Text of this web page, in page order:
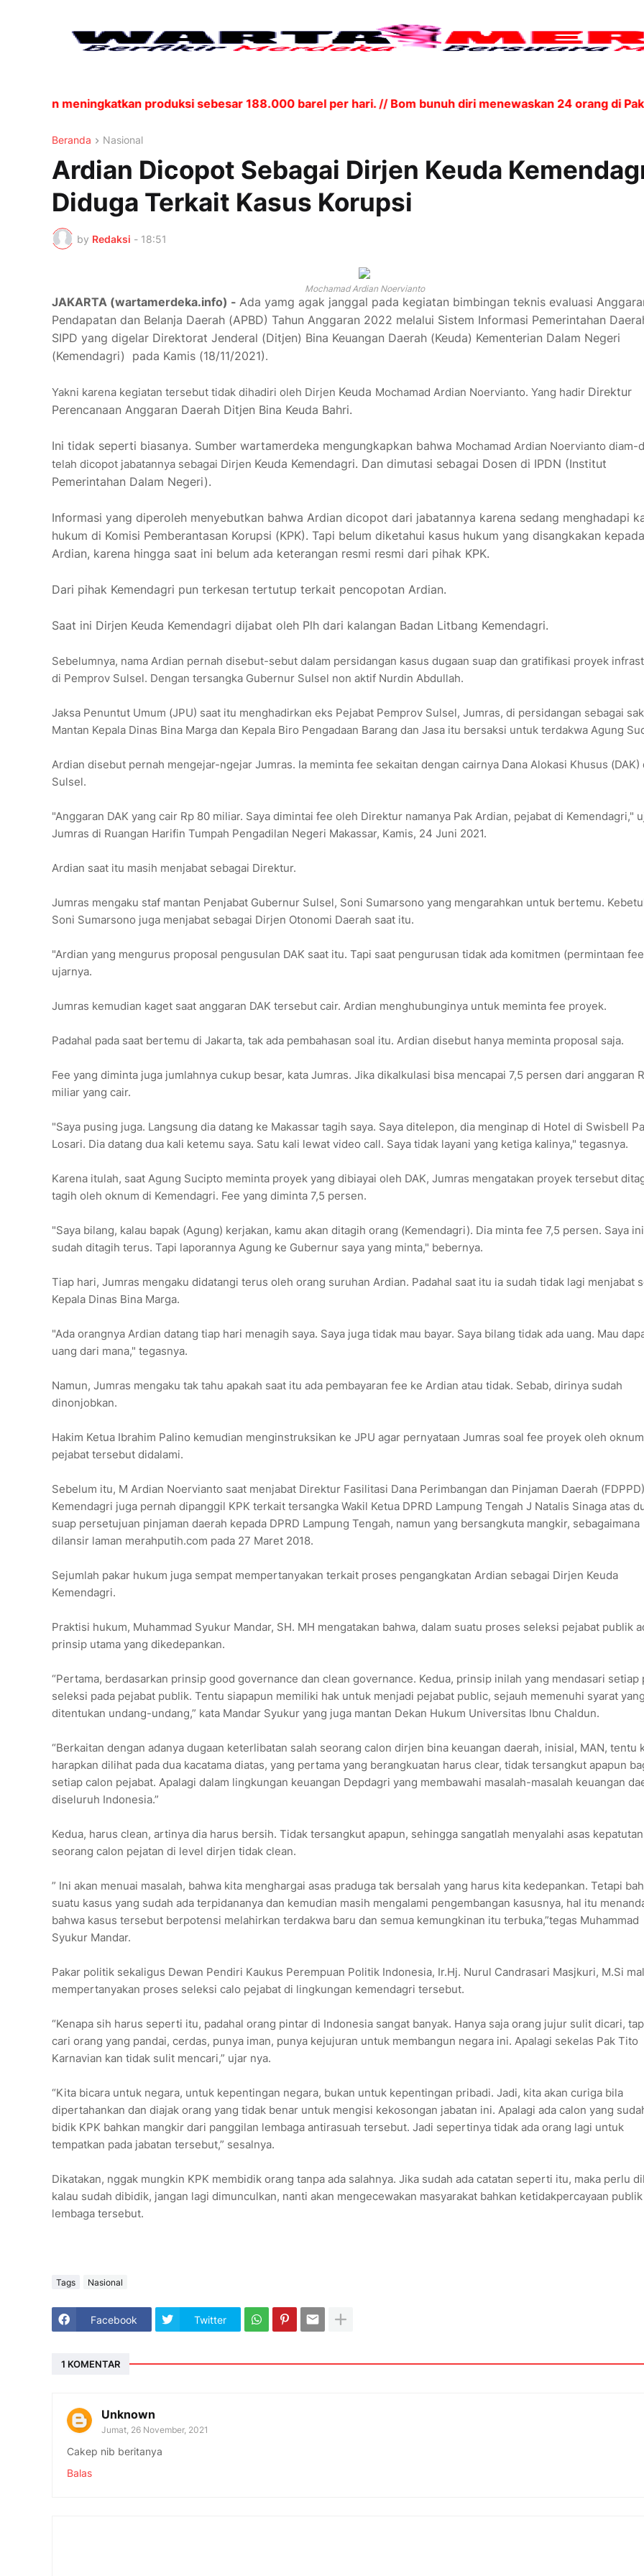
meningkatkan produksi sebesar 188.000 barel per hari. // Bom bunuh diri menewaskan 24 orang di Pakistan
Beranda Nasional
Ardian Dicopot Sebagai Dirjen Keuda
Diduga Terkait Kasus Korupsi
by Redaksi - 18:51
Mochamad Ardian Noervianto
JAKARTA (wartamerdeka.info) - Ada yamg agak janggal pada kegiatan bimbingan teknis evaluasi
Pendapatan dan Belanja Daerah (APBD) Tahun Anggaran 2022 melalui Sistem Informasi Pemerintahan
SIPD yang digelar Direktorat Jenderal (Ditjen) Bina Keuangan Daerah (Keuda) Kementerian Dalam Negeri
(Kemendagri) pada Kamis (18/11/2021).
Yakni karena kegiatan tersebut tidak dihadiri oleh Dirjen Keuda Mochamad Ardian Noervianto. Yang hadir Direktur
Perencanaan Anggaran Daerah Ditjen Bina Keuda Bahri.
Ini tidak seperti biasanya. Sumber wartamerdeka mengungkapkan bahwa Mochamad Ardian Noervianto diam-
telah dicopot jabatannya sebagai Dirjen Keuda Kemendagri. Dan dimutasi sebagai Dosen di IPDN (Institut
Pemerintahan Dalam Negeri).
Informasi yang diperoleh menyebutkan bahwa Ardian dicopot dari jabatannya karena sedang menghadapi
hukum di Komisi Pemberantasan Korupsi (KPK). Tapi belum diketahui kasus hukum yang disangkakan kepada
Ardian, karena hingga saat ini belum ada keterangan resmi resmi dari pihak KPK.
Dari pihak Kemendagri pun terkesan tertutup terkait pencopotan Ardian.
Saat ini Dirjen Keuda Kemendagri dijabat oleh Plh dari kalangan Badan Litbang Kemendagri.
Sebelumnya, nama Ardian pernah disebut-sebut dalam persidangan kasus dugaan suap dan gratifikasi proyek
di Pemprov Sulsel. Dengan tersangka Gubernur Sulsel non aktif Nurdin Abdullah.
Jaksa Penuntut Umum (JPU) saat itu menghadirkan eks Pejabat Pemprov Sulsel, Jumras, di persidangan sebagai
Mantan Kepala Dinas Bina Marga dan Kepala Biro Pengadaan Barang dan Jasa itu bersaksi untuk terdakwa Agung
Ardian disebut pernah mengejar-ngejar Jumras. Ia meminta fee sekaitan dengan cairnya Dana Alokasi Khusus (DAK)
Sulsel.
"Anggaran DAK yang cair Rp 80 miliar. Saya dimintai fee oleh Direktur namanya Pak Ardian, pejabat di Kemendagri,"
Jumras di Ruangan Harifin Tumpah Pengadilan Negeri Makassar, Kamis, 24 Juni 2021.
Ardian saat itu masih menjabat sebagai Direktur.
Jumras mengaku staf mantan Penjabat Gubernur Sulsel, Soni Sumarsono yang mengarahkan untuk bertemu.
Soni Sumarsono juga menjabat sebagai Dirjen Otonomi Daerah saat itu.
"Ardian yang mengurus proposal pengusulan DAK saat itu. Tapi saat pengurusan tidak ada komitmen (permintaan
ujarnya.
Jumras kemudian kaget saat anggaran DAK tersebut cair. Ardian menghubunginya untuk meminta fee proyek.
Padahal pada saat bertemu di Jakarta, tak ada pembahasan soal itu. Ardian disebut hanya meminta proposal saja.
Fee yang diminta juga jumlahnya cukup besar, kata Jumras. Jika dikalkulasi bisa mencapai 7,5 persen dari anggaran
miliar yang cair.
"Saya pusing juga. Langsung dia datang ke Makassar tagih saya. Saya ditelepon, dia menginap di Hotel di Swisbell
Losari. Dia datang dua kali ketemu saya. Satu kali lewat video call. Saya tidak layani yang ketiga kalinya," tegasnya.
Karena itulah, saat Agung Sucipto meminta proyek yang dibiayai oleh DAK, Jumras mengatakan proyek tersebut
tagih oleh oknum di Kemendagri. Fee yang diminta 7,5 persen.
"Saya bilang, kalau bapak (Agung) kerjakan, kamu akan ditagih orang (Kemendagri). Dia minta fee 7,5 persen. Saya ini
sudah ditagih terus. Tapi laporannya Agung ke Gubernur saya yang minta," bebernya.
Tiap hari, Jumras mengaku didatangi terus oleh orang suruhan Ardian. Padahal saat itu ia sudah tidak lagi menjabat
Kepala Dinas Bina Marga.
"Ada orangnya Ardian datang tiap hari menagih saya. Saya juga tidak mau bayar. Saya bilang tidak ada uang. Mau
uang dari mana," tegasnya.
Namun, Jumras mengaku tak tahu apakah saat itu ada pembayaran fee ke Ardian atau tidak. Sebab, dirinya sudah
dinonjobkan.
Hakim Ketua Ibrahim Palino kemudian menginstruksikan ke JPU agar pernyataan Jumras soal fee proyek oleh oknum
pejabat tersebut didalami.
Sebelum itu, M Ardian Noervianto saat menjabat Direktur Fasilitasi Dana Perimbangan dan Pinjaman Daerah (FDPPD)
Kemendagri juga pernah dipanggil KPK terkait tersangka Wakil Ketua DPRD Lampung Tengah J Natalis Sinaga atas
suap persetujuan pinjaman daerah kepada DPRD Lampung Tengah, namun yang bersangkuta mangkir, sebagaimana
dilansir laman merahputih.com pada 27 Maret 2018.
Sejumlah pakar hukum juga sempat mempertanyakan terkait proses pengangkatan Ardian sebagai Dirjen Keuda
Kemendagri.
Praktisi hukum, Muhammad Syukur Mandar, SH. MH mengatakan bahwa, dalam suatu proses seleksi pejabat publik
prinsip utama yang dikedepankan.
“Pertama, berdasarkan prinsip good governance dan clean governance. Kedua, prinsip inilah yang mendasari setiap
seleksi pada pejabat publik. Tentu siapapun memiliki hak untuk menjadi pejabat public, sejauh memenuhi syarat yang
ditentukan undang-undang,” kata Mandar Syukur yang juga mantan Dekan Hukum Universitas Ibnu Chaldun.
“Berkaitan dengan adanya dugaan keterlibatan salah seorang calon dirjen bina keuangan daerah, inisial, MAN, tentu
harapkan dilihat pada dua kacatama diatas, yang pertama yang berangkuatan harus clear, tidak tersangkut apapun
setiap calon pejabat. Apalagi dalam lingkungan keuangan Depdagri yang membawahi masalah-masalah keuangan
diseluruh Indonesia.”
Kedua, harus clean, artinya dia harus bersih. Tidak tersangkut apapun, sehingga sangatlah menyalahi asas
seorang calon pejatan di level dirjen tidak clean.
” Ini akan menuai masalah, bahwa kita menghargai asas praduga tak bersalah yang harus kita kedepankan. Tetapi
suatu kasus yang sudah ada terpidananya dan kemudian masih mengalami pengembangan kasusnya, hal itu
bahwa kasus tersebut berpotensi melahirkan terdakwa baru dan semua kemungkinan itu terbuka,”tegas Muhammad
Syukur Mandar.
Pakar politik sekaligus Dewan Pendiri Kaukus Perempuan Politik Indonesia, Ir.Hj. Nurul Candrasari Masjkuri, M.Si
mempertanyakan proses seleksi calo pejabat di lingkungan kemendagri tersebut.
“Kenapa sih harus seperti itu, padahal orang pintar di Indonesia sangat banyak. Hanya saja orang jujur sulit dicari,
cari orang yang pandai, cerdas, punya iman, punya kejujuran untuk membangun negara ini. Apalagi sekelas Pak Tito
Karnavian kan tidak sulit mencari,” ujar nya.
“Kita bicara untuk negara, untuk kepentingan negara, bukan untuk kepentingan pribadi. Jadi, kita akan curiga bila
dipertahankan dan diajak orang yang tidak benar untuk mengisi kekosongan jabatan ini. Apalagi ada calon yang
bidik KPK bahkan mangkir dari panggilan lembaga antirasuah tersebut. Jadi sepertinya tidak ada orang lagi untuk
tempatkan pada jabatan tersebut,” sesalnya.
Dikatakan, nggak mungkin KPK membidik orang tanpa ada salahnya. Jika sudah ada catatan seperti itu, maka perlu
kalau sudah dibidik, jangan lagi dimunculkan, nanti akan mengecewakan masyarakat bahkan ketidakpercayaan publik
lembaga tersebut.
Tags Nasional
Facebook Twitter
1 KOMENTAR
Unknown
Jumat, 26 November, 2021
Cakep nib beritanya
Balas